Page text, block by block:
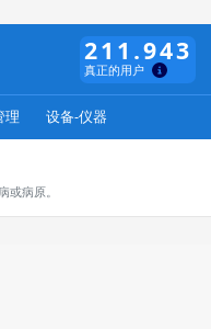
211.943
真正的用户
理 设备-仪器
病原。